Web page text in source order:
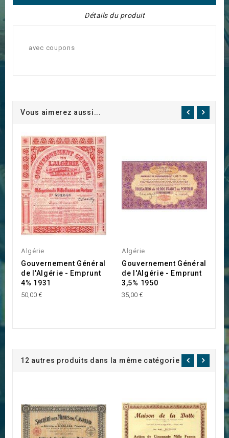
Détails du produit
avec coupons
Vous aimerez aussi...
Algérie
Gouvernement Général
de l'Algérie - Emprunt
4% 1931
50,00 €
Algérie
Gouvernement Général
de l'Algérie - Emprunt
3,5% 1950
35,00 €
12 autres produits dans la même catégorie :